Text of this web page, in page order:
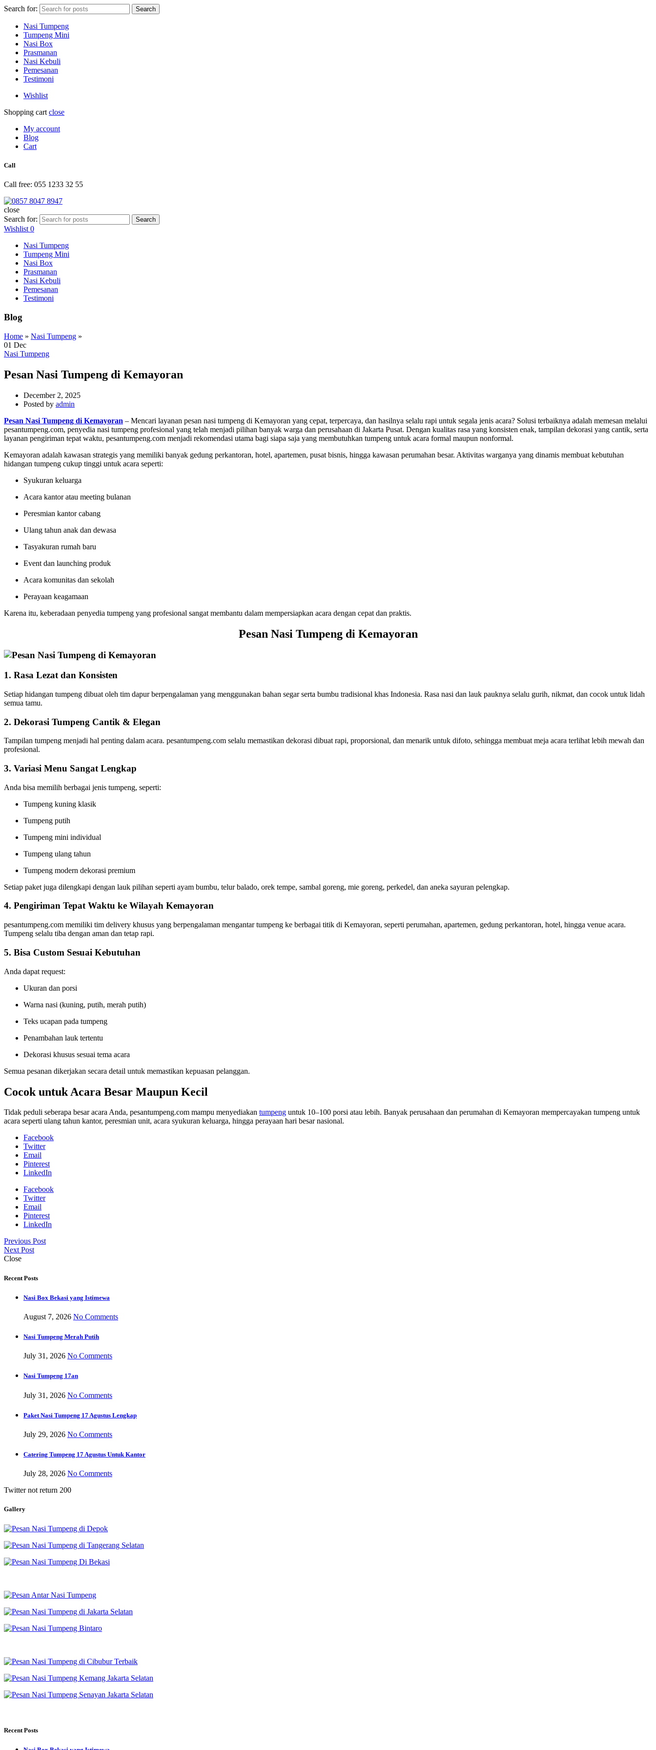
Search for: Search
Nasi Tumpeng
Tumpeng Mini
Nasi Box
Prasmanan
Nasi Kebuli
Pemesanan
Testimoni
Wishlist
Shopping cart close
My account
Blog
Cart
Call
Call free: 055 1233 32 55
close
Search for:
Search
Wishlist 0
Nasi Tumpeng
Tumpeng Mini
Nasi Box
Prasmanan
Nasi Kebuli
Pemesanan
Testimoni
Blog
Home » Nasi Tumpeng »
01 Dec
Nasi Tumpeng
Pesan Nasi Tumpeng di Kemayoran
December 2, 2025
Posted by admin
Pesan Nasi Tumpeng di Kemayoran – Mencari layanan pesan nasi tumpeng di Kemayoran yang cepat, terpercaya, dan hasilnya selalu rapi untuk segala jenis acara? Solusi terbaiknya adalah memesan melalui
pesantumpeng.com, penyedia nasi tumpeng profesional yang telah menjadi pilihan banyak warga dan perusahaan di Jakarta Pusat. Dengan kualitas rasa yang konsisten enak, tampilan dekorasi yang cantik, serta
layanan pengiriman tepat waktu, pesantumpeng.com menjadi rekomendasi utama bagi siapa saja yang membutuhkan tumpeng untuk acara formal maupun nonformal.
Kemayoran adalah kawasan strategis yang memiliki banyak gedung perkantoran, hotel, apartemen, pusat bisnis, hingga kawasan perumahan besar. Aktivitas warganya yang dinamis membuat kebutuhan
hidangan tumpeng cukup tinggi untuk acara seperti:
Syukuran keluarga
Acara kantor atau meeting bulanan
Peresmian kantor cabang
Ulang tahun anak dan dewasa
Tasyakuran rumah baru
Event dan launching produk
Acara komunitas dan sekolah
Perayaan keagamaan
Karena itu, keberadaan penyedia tumpeng yang profesional sangat membantu dalam mempersiapkan acara dengan cepat dan praktis.
Pesan Nasi Tumpeng di Kemayoran
1. Rasa Lezat dan Konsisten
Setiap hidangan tumpeng dibuat oleh tim dapur berpengalaman yang menggunakan bahan segar serta bumbu tradisional khas Indonesia. Rasa nasi dan lauk pauknya selalu gurih, nikmat, dan cocok untuk lidah
semua tamu.
2. Dekorasi Tumpeng Cantik & Elegan
Tampilan tumpeng menjadi hal penting dalam acara. pesantumpeng.com selalu memastikan dekorasi dibuat rapi, proporsional, dan menarik untuk difoto, sehingga membuat meja acara terlihat lebih mewah dan
profesional.
3. Variasi Menu Sangat Lengkap
Anda bisa memilih berbagai jenis tumpeng, seperti:
Tumpeng kuning klasik
Tumpeng putih
Tumpeng mini individual
Tumpeng ulang tahun
Tumpeng modern dekorasi premium
Setiap paket juga dilengkapi dengan lauk pilihan seperti ayam bumbu, telur balado, orek tempe, sambal goreng, mie goreng, perkedel, dan aneka sayuran pelengkap.
4. Pengiriman Tepat Waktu ke Wilayah Kemayoran
pesantumpeng.com memiliki tim delivery khusus yang berpengalaman mengantar tumpeng ke berbagai titik di Kemayoran, seperti perumahan, apartemen, gedung perkantoran, hotel, hingga venue acara.
Tumpeng selalu tiba dengan aman dan tetap rapi.
5. Bisa Custom Sesuai Kebutuhan
Anda dapat request:
Ukuran dan porsi
Warna nasi (kuning, putih, merah putih)
Teks ucapan pada tumpeng
Penambahan lauk tertentu
Dekorasi khusus sesuai tema acara
Semua pesanan dikerjakan secara detail untuk memastikan kepuasan pelanggan.
Cocok untuk Acara Besar Maupun Kecil
Tidak peduli seberapa besar acara Anda, pesantumpeng.com mampu menyediakan tumpeng untuk 10–100 porsi atau lebih. Banyak perusahaan dan perumahan di Kemayoran mempercayakan tumpeng untuk
acara seperti ulang tahun kantor, peresmian unit, acara syukuran keluarga, hingga perayaan hari besar nasional.
Facebook
Twitter
Email
Pinterest
LinkedIn
Facebook
Twitter
Email
Pinterest
LinkedIn
Previous Post
Next Post
Close
Recent Posts
Nasi Box Bekasi yang Istimewa
August 7, 2026 No Comments
Nasi Tumpeng Merah Putih
July 31, 2026 No Comments
Nasi Tumpeng 17an
July 31, 2026 No Comments
Paket Nasi Tumpeng 17 Agustus Lengkap
July 29, 2026 No Comments
Catering Tumpeng 17 Agustus Untuk Kantor
July 28, 2026 No Comments
Twitter not return 200
Gallery
Recent Posts